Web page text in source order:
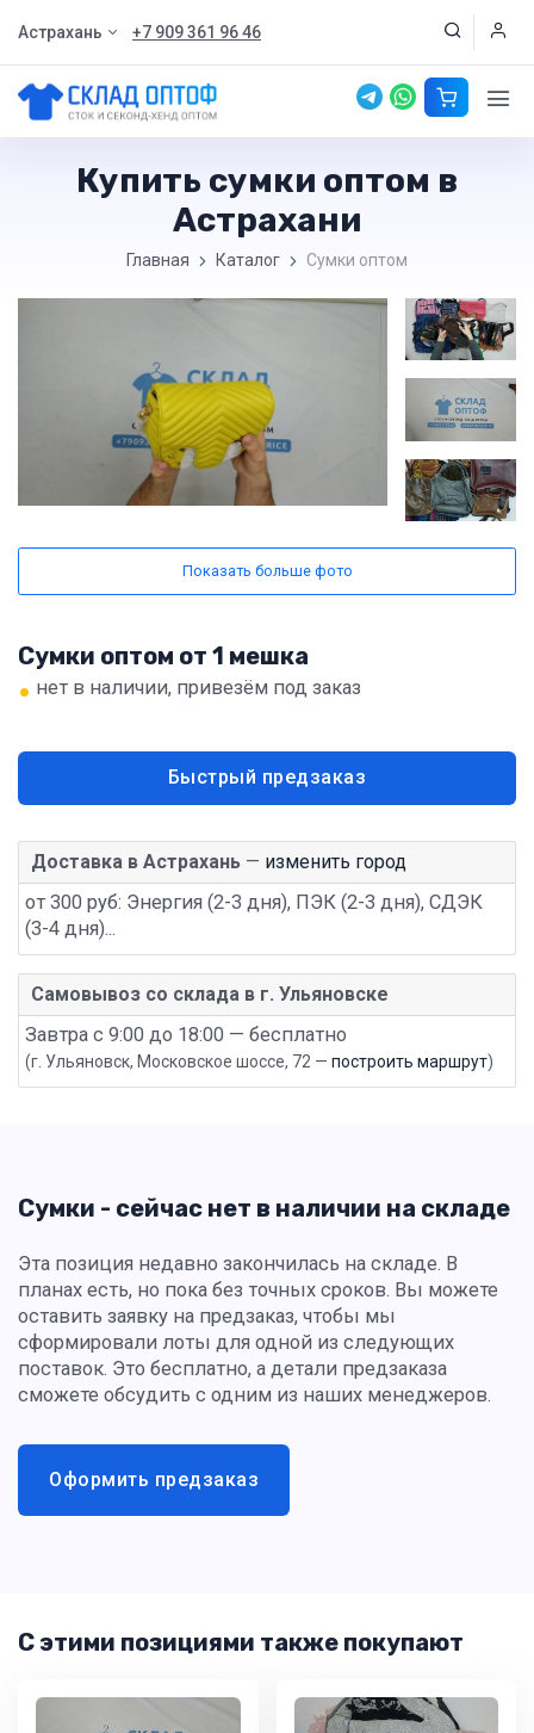
Астрахань +7 909 361 96 46
Купить сумки оптом в
Астрахани
Главная Каталог Сумки оптом
Показать больше фото
Сумки оптом от 1 мешка
• нет в наличии, привезём под заказ
Быстрый предзаказ
Доставка в Астрахань — изменить город
от 300 руб: Энергия (2-3 дня), ПЭК (2-3 дня), СДЭК
(3-4 дня)...
Самовывоз со склада в г. Ульяновске
Завтра с 9:00 до 18:00 — бесплатно
(г. Ульяновск, Московское шоссе, 72 — построить маршрут)
Сумки - сейчас нет в наличии на складе
Эта позиция недавно закончилась на складе. В
планах есть, но пока без точных сроков. Вы можете
оставить заявку на предзаказ, чтобы мы
сформировали лоты для одной из следующих
поставок. Это бесплатно, а детали предзаказа
сможете обсудить с одним из наших менеджеров.
Оформить предзаказ
С этими позициями также покупают